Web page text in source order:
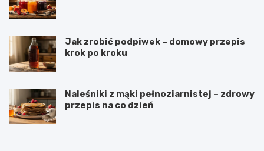
Jak zrobić podpiwek – domowy przepis
krok po kroku
Naleśniki z mąki pełnoziarnistej – zdrowy
przepis na co dzień